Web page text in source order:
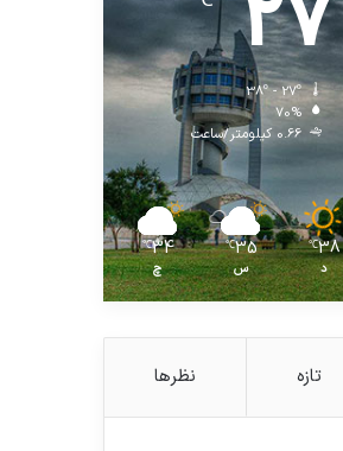
38º - 27º
70%
0.66 کیلومتر/ساعت
38
℃
د
35
℃
س
34
℃
چ
تازه نظرها